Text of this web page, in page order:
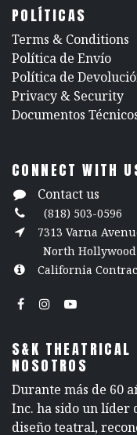
POLÍTICAS
​Terms & Conditions
Política de Envío
Política de
​Privacy & Security
​Documentos
CONNECT WITH
Contact us
(818) 503-0596
7313 Varna
North Hollywood
California
S&K THEATRICAL
NOSOTROS
Durante más de 60
Inc. ha sido un líder
diseño teatral,